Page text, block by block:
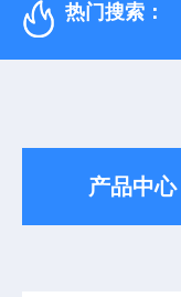
热门搜索：
产品中心